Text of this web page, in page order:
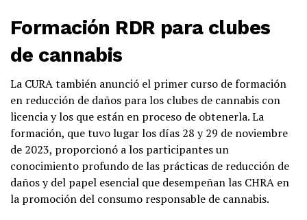
Formación RDR para clubes
de cannabis
La CURA también anunció el primer curso de formación
en reducción de daños para los clubes de cannabis con
licencia y los que están en proceso de obtenerla. La
formación, que tuvo lugar los días 28 y 29 de noviembre
de 2023, proporcionó a los participantes un
conocimiento profundo de las prácticas de reducción de
daños y del papel esencial que desempeñan las CHRA en
la promoción del consumo responsable de cannabis.